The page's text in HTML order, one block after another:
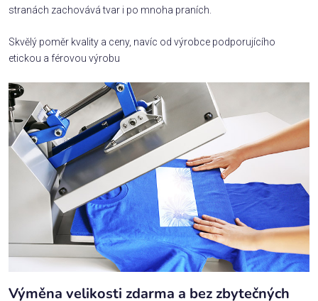
stranách zachovává tvar i po mnoha praních.
Skvělý poměr kvality a ceny, navíc od výrobce podporujícího
etickou a férovou výrobu
Výměna velikosti zdarma a bez zbytečných